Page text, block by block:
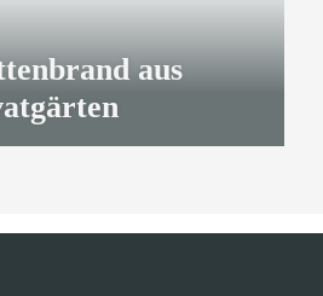
aus
€*